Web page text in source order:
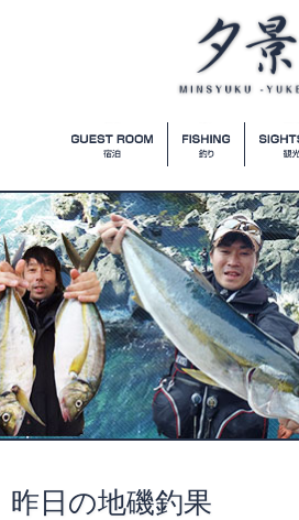
昨日の地磯釣果